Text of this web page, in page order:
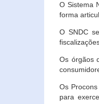
O Sistema
forma
O SNDC
Os órgãos
Os
para